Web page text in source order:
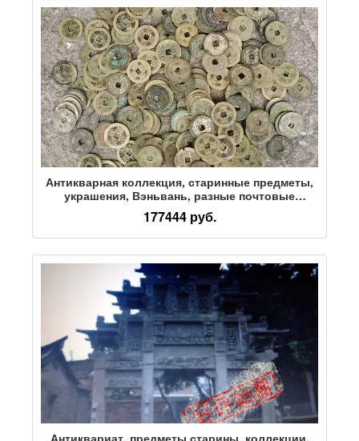
Антикварная коллекция, старинные предметы,
украшения, Вэньвань, разные почтовые
монеты, каллиграфия и живопись, монеты
династии Цин, Канси Тунбао, 212 медных монет
177444 руб.
Антиквариат, предметы старины, коллекции,